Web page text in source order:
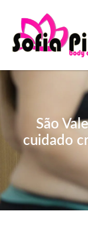
São
cuidado